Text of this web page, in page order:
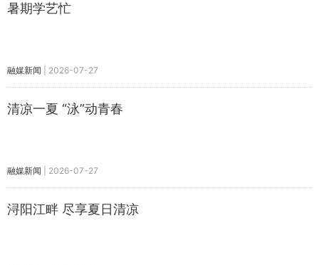
暑期学艺忙
融媒新闻 2026-07-27
清凉一夏 “泳”动青春
融媒新闻 2026-07-27
浔阳江畔 尽享夏日清凉